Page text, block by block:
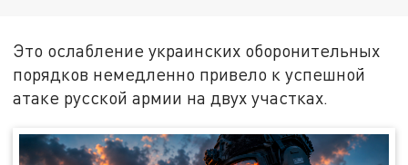
Это ослабление украинских оборонительных
порядков немедленно привело к успешной
атаке русской армии на двух участках.